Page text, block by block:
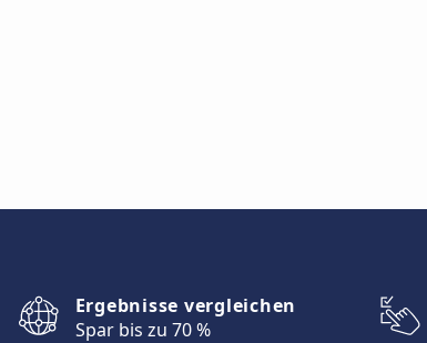
Ergebnisse vergleichen
Spar bis zu 70 %